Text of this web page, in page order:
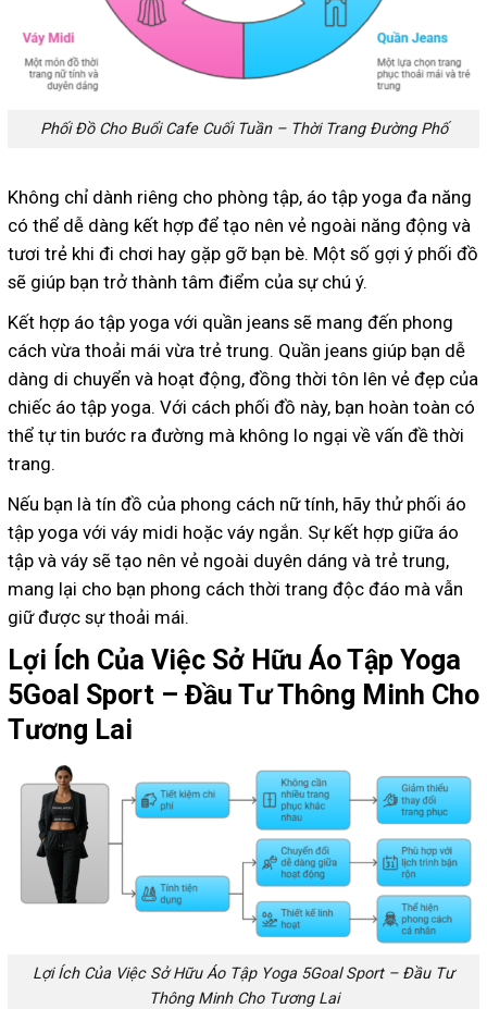
Phối Đồ Cho Buổi Cafe Cuối Tuần – Thời Trang Đường Phố
Không chỉ dành riêng cho phòng tập, áo tập yoga đa năng
có thể dễ dàng kết hợp để tạo nên vẻ ngoài năng động và
tươi trẻ khi đi chơi hay gặp gỡ bạn bè. Một số gợi ý phối đồ
sẽ giúp bạn trở thành tâm điểm của sự chú ý.
Kết hợp áo tập yoga với quần jeans sẽ mang đến phong
cách vừa thoải mái vừa trẻ trung. Quần jeans giúp bạn dễ
dàng di chuyển và hoạt động, đồng thời tôn lên vẻ đẹp của
chiếc áo tập yoga. Với cách phối đồ này, bạn hoàn toàn có
thể tự tin bước ra đường mà không lo ngại về vấn đề thời
trang.
Nếu bạn là tín đồ của phong cách nữ tính, hãy thử phối áo
tập yoga với váy midi hoặc váy ngắn. Sự kết hợp giữa áo
tập và váy sẽ tạo nên vẻ ngoài duyên dáng và trẻ trung,
mang lại cho bạn phong cách thời trang độc đáo mà vẫn
giữ được sự thoải mái.
Lợi Ích Của Việc Sở Hữu Áo Tập Yoga
5Goal Sport – Đầu Tư Thông Minh Cho
Tương Lai
Lợi Ích Của Việc Sở Hữu Áo Tập Yoga 5Goal Sport – Đầu Tư
Thông Minh Cho Tương Lai